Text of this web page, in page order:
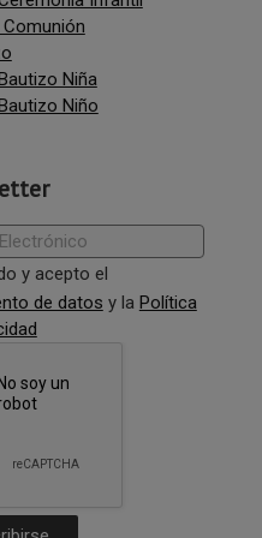
Niña
Niño
y acepto el
de datos y la Política